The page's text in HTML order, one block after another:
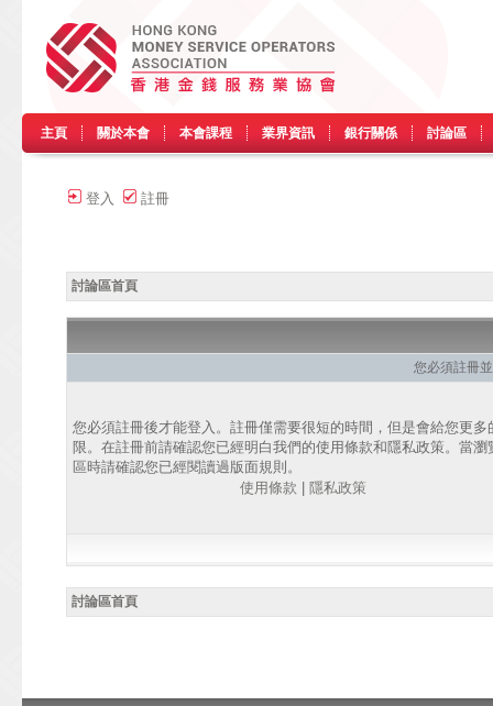
主頁 關於本會 本會課程 業界資訊 銀行關係 討論區
登入 註冊
討論區首頁
您必須註冊
您必須註冊後才能登入。註冊僅需要很短的時間，但是會給您更多
限。在註冊前請確認您已經明白我們的使用條款和隱私政策。當瀏
區時請確認您已經閱讀過版面規則。
使用條款
隱私政策
討論區首頁